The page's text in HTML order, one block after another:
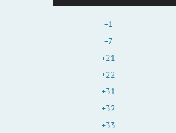
+1
+7
+21
+22
+31
+32
+33